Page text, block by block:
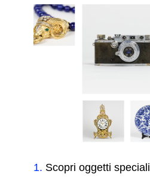
1. Scopri oggetti speciali